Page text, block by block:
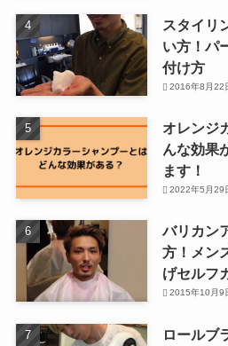
スタイリ
い方！パ
付け方
2016年8月22
オレンジ
んな効果
ます！
2022年5月29
バリカン
方！メン
げセルフ
2015年10月9
ロールブ